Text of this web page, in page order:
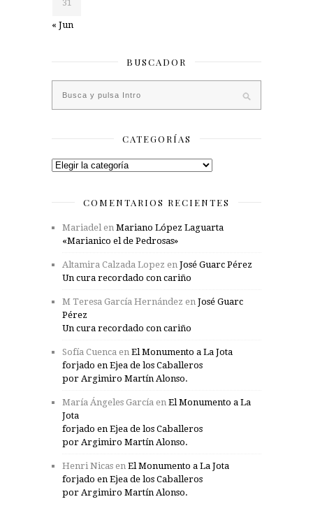
31
« Jun
BUSCADOR
CATEGORÍAS
Categorías
COMENTARIOS RECIENTES
Mariadel en Mariano López Laguarta
«Marianico el de Pedrosas»
Altamira Calzada Lopez en José Guarc Pérez
Un cura recordado con cariño
M Teresa García Hernández en José Guarc
Pérez
Un cura recordado con cariño
Sofía Cuenca en El Monumento a La Jota
forjado en Ejea de los Caballeros
por Argimiro Martín Alonso.
María Ángeles García en El Monumento a La
Jota
forjado en Ejea de los Caballeros
por Argimiro Martín Alonso.
Henri Nicas en El Monumento a La Jota
forjado en Ejea de los Caballeros
por Argimiro Martín Alonso.